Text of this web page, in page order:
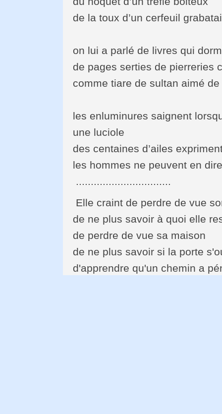
de la toux d’un cerfeuil
on lui a parlé de livres qui
de pages serties de pierreries
comme tiare de sultan aimé
les enluminures saignent
une luciole
des centaines d’ailes
les hommes ne peuvent en
Elle craint de perdre de vue
de ne plus savoir à quoi elle
de perdre de vue sa maison
de ne plus savoir si la porte
d'apprendre qu'un chemin a